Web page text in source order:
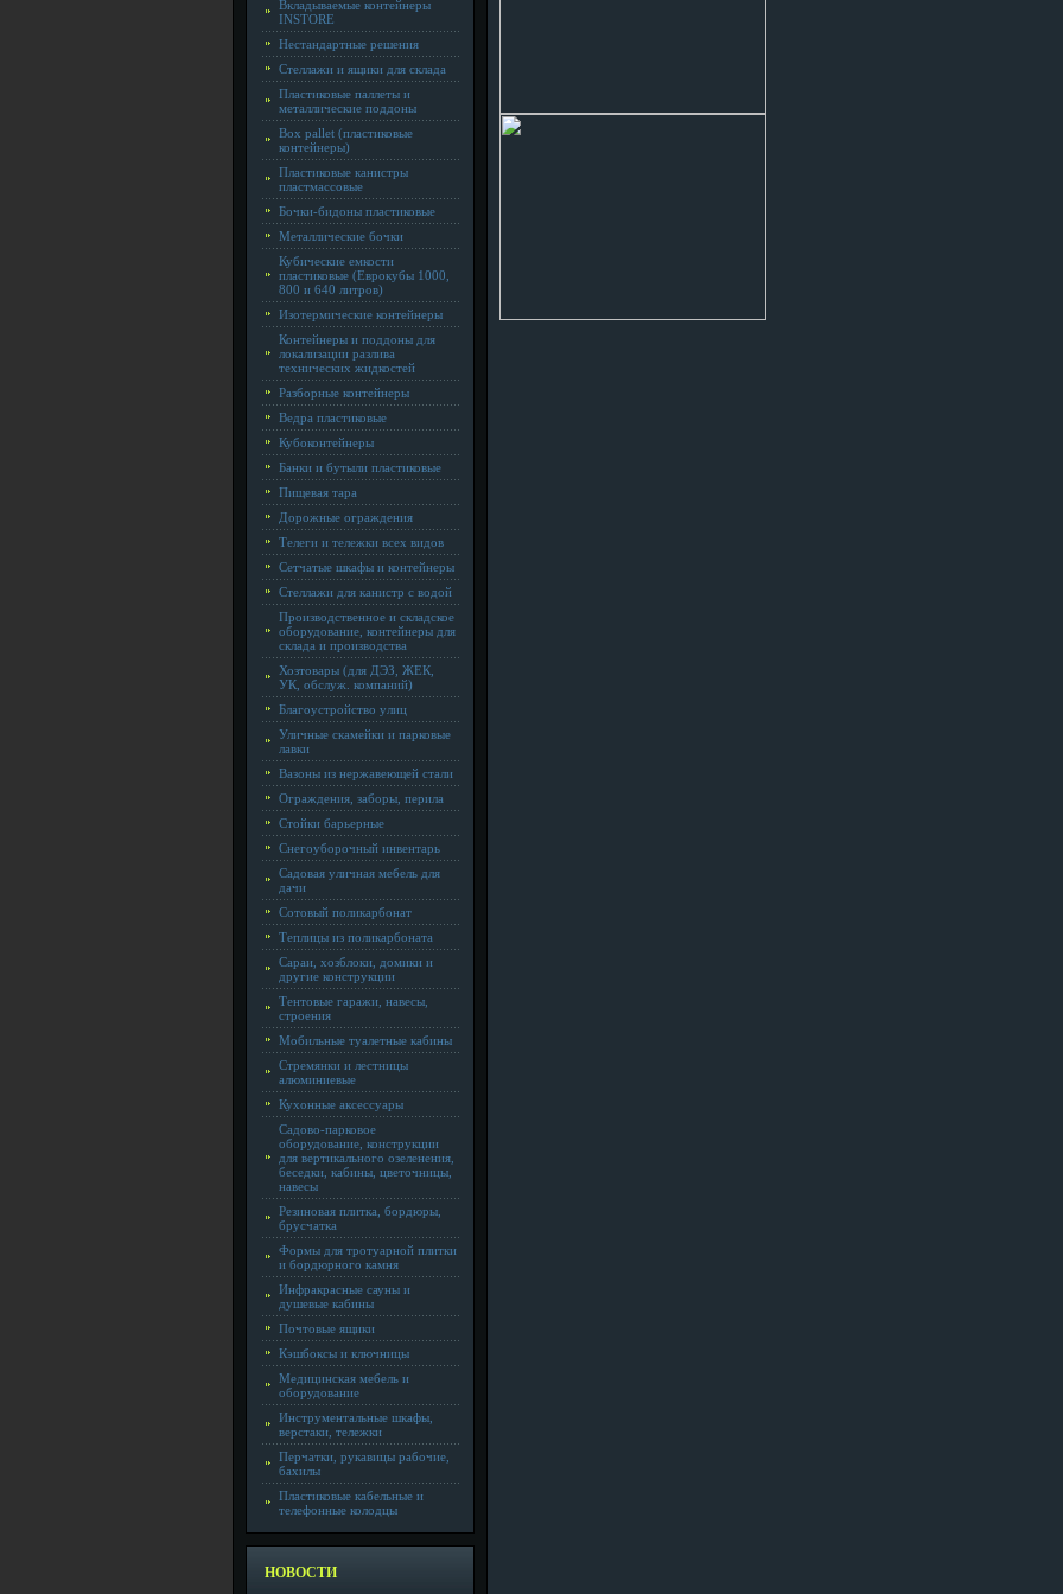
Вкладываемые контейнеры
INSTORE
Нестандартные решения
Стеллажи и ящики для склада
Пластиковые паллеты и
металлические поддоны
Box pallet (пластиковые
контейнеры)
Пластиковые канистры
пластмассовые
Бочки-бидоны пластиковые
Металлические бочки
Кубические емкости
пластиковые (Еврокубы 1000,
800 и 640 литров)
Изотермические контейнеры
Контейнеры и поддоны для
локализации разлива
технических жидкостей
Разборные контейнеры
Ведра пластиковые
Кубоконтейнеры
Банки и бутыли пластиковые
Пищевая тара
Дорожные ограждения
Телеги и тележки всех видов
Сетчатые шкафы и контейнеры
Стеллажи для канистр с водой
Производственное и складское
оборудование, контейнеры для
склада и производства
Хозтовары (для ДЭЗ, ЖЕК,
УК, обслуж. компаний)
Благоустройство улиц
Уличные скамейки и парковые
лавки
Вазоны из нержавеющей стали
Ограждения, заборы, перила
Стойки барьерные
Снегоуборочный инвентарь
Садовая уличная мебель для
дачи
Сотовый поликарбонат
Теплицы из поликарбоната
Сараи, хозблоки, домики и
другие конструкции
Тентовые гаражи, навесы,
строения
Мобильные туалетные кабины
Стремянки и лестницы
алюминиевые
Кухонные аксессуары
Садово-парковое
оборудование, конструкции
для вертикального озеленения,
беседки, кабины, цветочницы,
навесы
Резиновая плитка, бордюры,
брусчатка
Формы для тротуарной плитки
и бордюрного камня
Инфракрасные сауны и
душевые кабины
Почтовые ящики
Кэшбоксы и ключницы
Медицинская мебель и
оборудование
Инструментальные шкафы,
верстаки, тележки
Перчатки, рукавицы рабочие,
бахилы
Пластиковые кабельные и
телефонные колодцы
НОВОСТИ